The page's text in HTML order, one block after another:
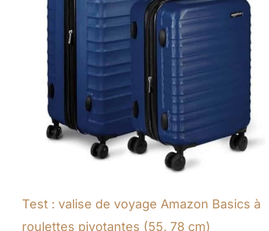
Test : valise de voyage Amazon Basics à
roulettes pivotantes (55, 78 cm)